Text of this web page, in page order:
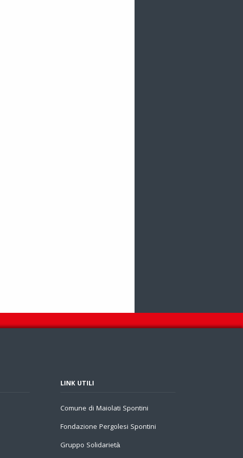
LINK UTILI
Comune di Maiolati Spontini
Fondazione Pergolesi Spontini
Gruppo Solidarietà